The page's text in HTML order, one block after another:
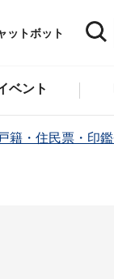
ットボット
ベント
戸籍・住民票・印